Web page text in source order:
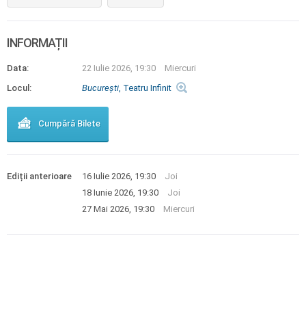
INFORMAȚII
Data: 22 Iulie 2026, 19:30
Miercuri
Locul:
Bucureşti, Teatru Infinit
Cumpără Bilete
Ediții anterioare 16 Iulie 2026, 19:30
Joi
18 Iunie 2026, 19:30
Joi
27 Mai 2026, 19:30
Miercuri